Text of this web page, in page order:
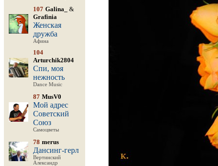
107 Galina_
&
Grafinia
Женская
дружба
Афина
104
Arturchik2804
Спи, моя
нежность
Dance Music
87 MusV0
Мой адрес
Советский
Союз
Самоцветы
78 merus
Дансинг-герл
Вертинский
Александр